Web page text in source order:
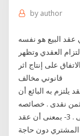
by author
عقد البيع هو نفسه
العقدي وتظهر
على إنتاج اثر
قانوني مخالف
يلتزم به البائع أن
ثمن نقدى . خصائصه
1- البيع عقد من العقود المسماة . 2- البيع عقد رضائى . 3- بمعنى أن عقد
المشتري دون حاجة